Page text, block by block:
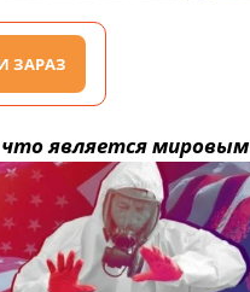
ЗАРАЗ
что является мировым